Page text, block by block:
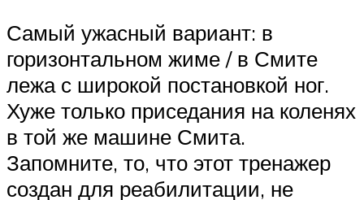
Самый ужасный вариант: в
горизонтальном жиме / в Смите
лежа с широкой постановкой ног.
Хуже только приседания на коленях
в той же машине Смита.
Запомните, то, что этот тренажер
создан для реабилитации, не